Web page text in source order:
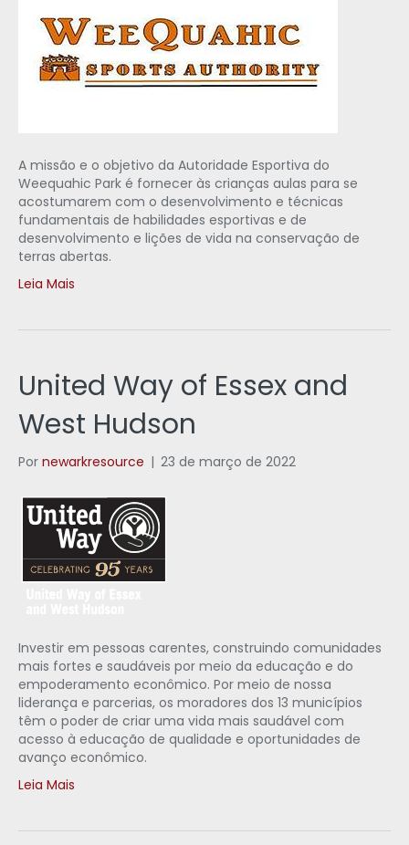
A missão e o objetivo da Autoridade Esportiva do
Weequahic Park é fornecer às crianças aulas para se
acostumarem com o desenvolvimento e técnicas
fundamentais de habilidades esportivas e de
desenvolvimento e lições de vida na conservação de
terras abertas.
Leia Mais
United Way of Essex and
West Hudson
Por newarkresource | 23 de março de 2022
Investir em pessoas carentes, construindo comunidades
mais fortes e saudáveis por meio da educação e do
empoderamento econômico. Por meio de nossa
liderança e parcerias, os moradores dos 13 municípios
têm o poder de criar uma vida mais saudável com
acesso à educação de qualidade e oportunidades de
avanço econômico.
Leia Mais